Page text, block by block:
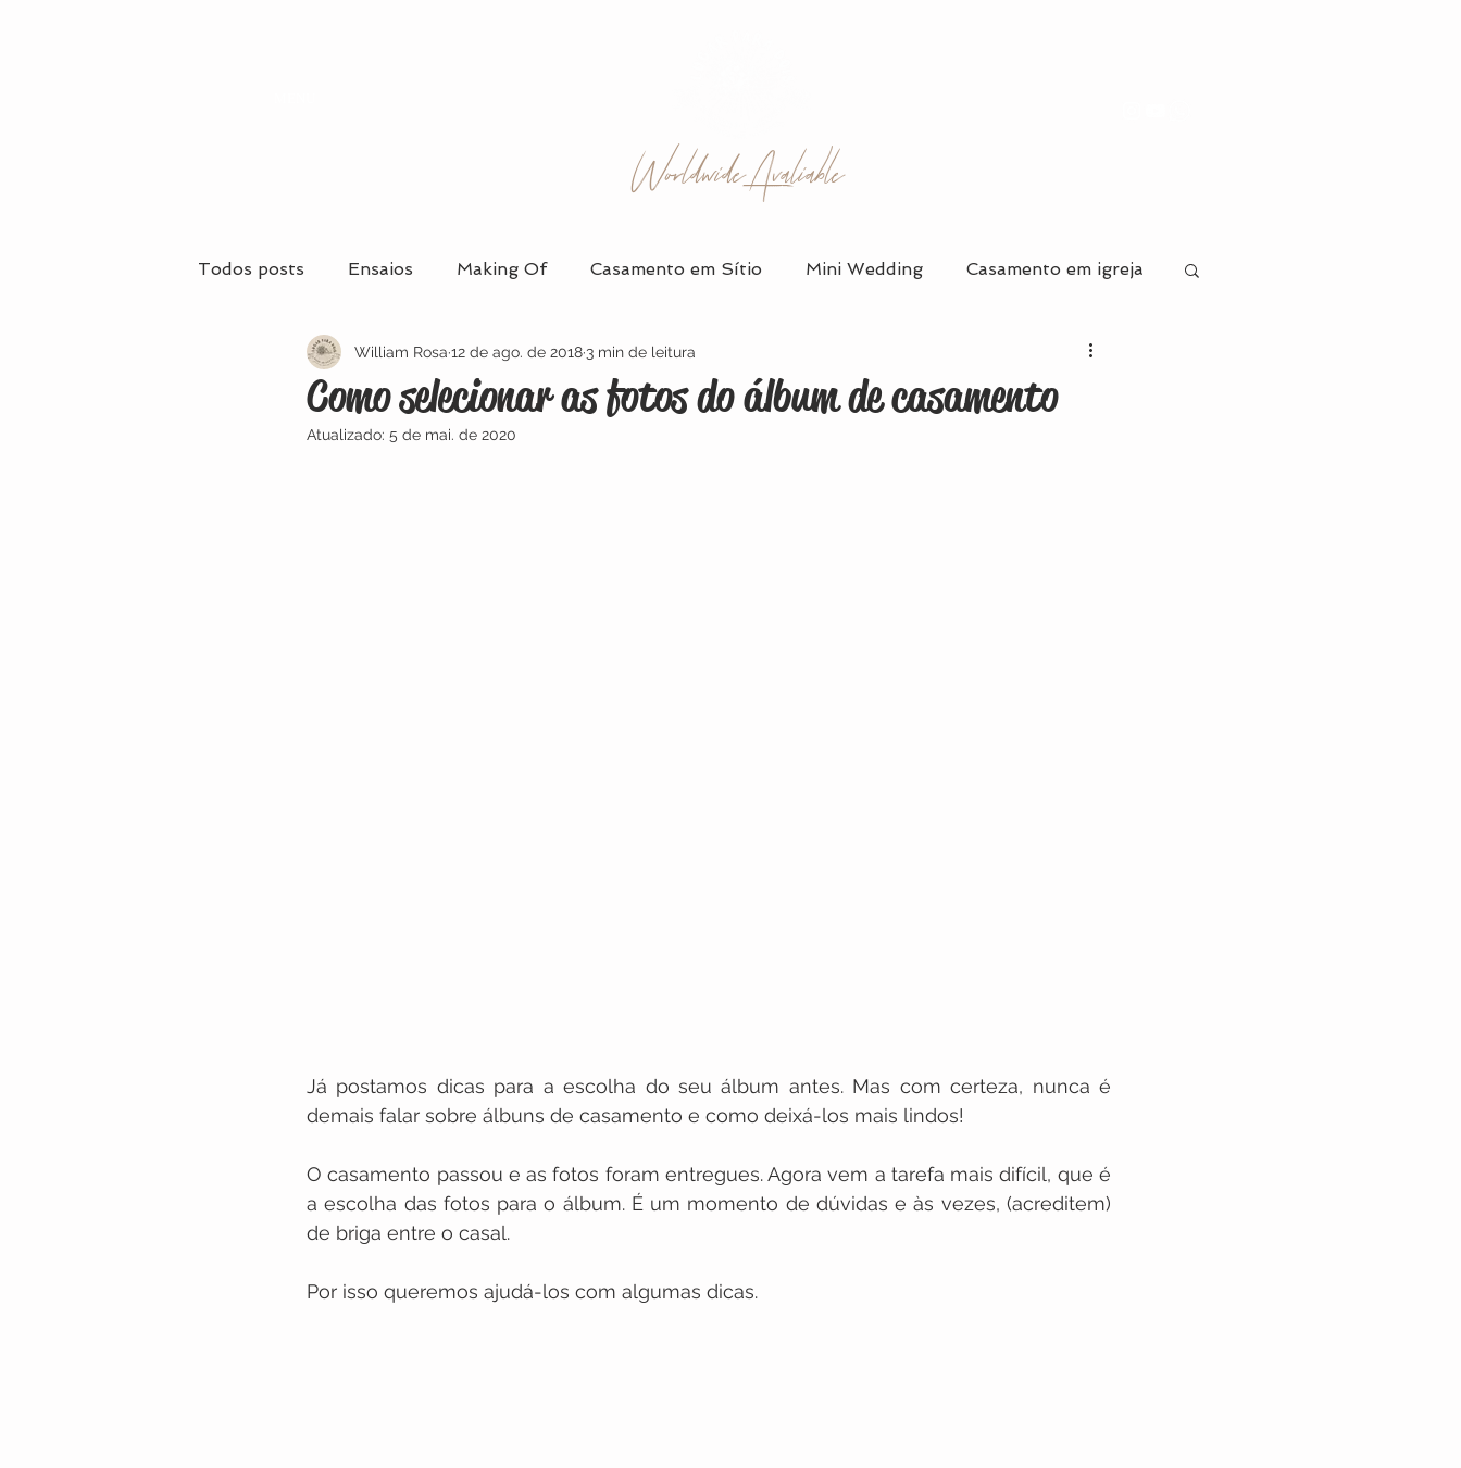
Worldwide Avaliable
Todos posts Ensaios Making Of Casamento em Sítio Mini Wedding Casamento em igreja
Casamentos Casamento em Salão Álbum de Casamento
Maquiagem e Penteados Organização e Planejamento
Como selecionar as fotos do álbum de casamento
William Rosa 12 de ago. de 2018 3 min de leitura
Atualizado: 5 de mai. de 2020
Já postamos dicas para a escolha do seu álbum antes. Mas com certeza, nunca é
demais falar sobre álbuns de casamento e como deixá-los mais lindos!
O casamento passou e as fotos foram entregues. Agora vem a tarefa mais difícil, que é
a escolha das fotos para o álbum. É um momento de dúvidas e às vezes, (acreditem)
de briga entre o casal.
Por isso queremos ajudá-los com algumas dicas.